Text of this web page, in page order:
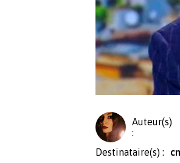
Auteur(s)
:
Destinataire(s) :